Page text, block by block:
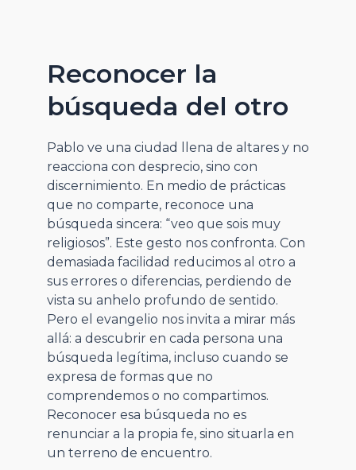
Reconocer la
búsqueda del otro
Pablo ve una ciudad llena de altares y no
reacciona con desprecio, sino con
discernimiento. En medio de prácticas
que no comparte, reconoce una
búsqueda sincera: “veo que sois muy
religiosos”. Este gesto nos confronta. Con
demasiada facilidad reducimos al otro a
sus errores o diferencias, perdiendo de
vista su anhelo profundo de sentido.
Pero el evangelio nos invita a mirar más
allá: a descubrir en cada persona una
búsqueda legítima, incluso cuando se
expresa de formas que no
comprendemos o no compartimos.
Reconocer esa búsqueda no es
renunciar a la propia fe, sino situarla en
un terreno de encuentro.